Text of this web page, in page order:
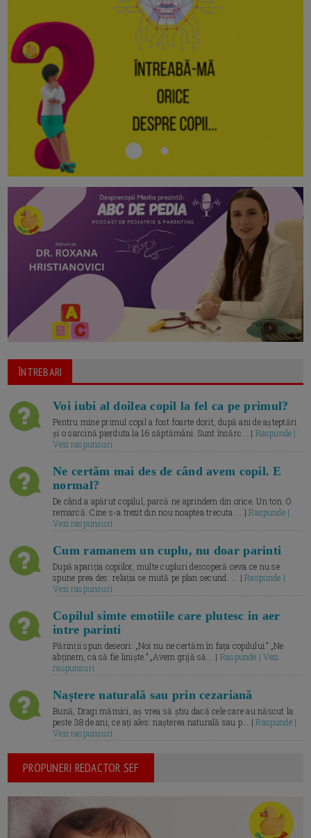
ÎNTREBARI
Voi iubi al doilea copil la fel ca pe primul?
Pentru mine primul copil a fost foarte dorit, după ani de așteptări
și o sarcină pierduta la 16 săptămâni. Sunt însărc... | Raspunde |
Vezi raspunsuri
Ne certăm mai des de când avem copil. E
normal?
De când a apărut copilul, parcă ne aprindem din orice. Un ton. O
remarcă. Cine s-a trezit din nou noaptea trecuta.... |Raspunde |
Vezi raspunsuri
Cum ramanem un cuplu, nu doar parinti
După apariția copiilor, multe cupluri descoperă ceva ce nu se
spune prea des: relația se mută pe plan secund. ... |Raspunde |
Vezi raspunsuri
Copilul simte emotiile care plutesc in aer
intre parinti
Părinții spun deseori: „Noi nu ne certăm în fața copilului.” „Ne
abținem, ca să fie liniște.” „Avem grijă să... | Raspunde | Vezi
raspunsuri
Naștere naturală sau prin cezariană
Bună, Dragi mămici, aș vrea să știu dacă cele care au născut la
peste 38 de ani, ce ați ales: nașterea naturală sau p... |Raspunde |
Vezi raspunsuri
PROPUNERI REDACTOR SEF